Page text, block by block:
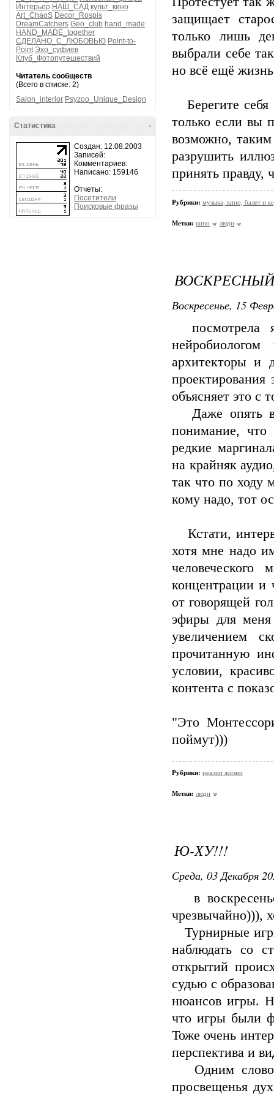
Интерьер НАШ_САД культ_кино
Art_ChaoS Decor_Rospis
DreamCatchers Geo_club hand_made
HAND_MADE_together
СДЕЛАНО_С_ЛЮБОВЬЮ Point-to-
Point Эхо_суфиев
Клуб_Фотопутешествий
Читатель сообществ
(Всего в списке: 2)
Salon_interior Psyzoo_Unique_Design
-
Статистика
Создан: 12.08.2003
Записей:
Комментариев:
Написано: 159146
Отчеты:
Посетители
Поисковые фразы
защищает
только лишь
выбрали себе
но всё ещё
Берегите себя
только если вы
возможно,
разрушить
принять правду,
Рубрики: музыка, кино, балет и
Метки: кино люди
Воскресенье, 15
посмотрела
архитекторы и
проектирования
объясняет это с
Даже опять
понимание,
редкие
на крайняк
так что по ходу
кому надо, тот
Кстати,
хотя мне надо
человеческого
концентрации и
от говорящей
эфиры для меня
увеличением
прочитанную
условии,
контента с
"Это
поймут)))
Рубрики: реалии жизни
Метки: люди
Ю-ХУ!!!
Среда, 03 Декабря
в
чрезвычайно))),
Турнирные
наблюдать со
открытий
судью с
нюансов игры.
что игры были
Тоже очень
перспектива и
Одним
просвещенья